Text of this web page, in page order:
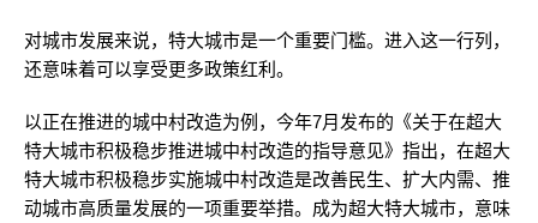
对城市发展来说，特大城市是一个重要门槛。进入这一行列，
还意味着可以享受更多政策红利。
以正在推进的城中村改造为例，今年7月发布的《关于在超大
特大城市积极稳步推进城中村改造的指导意见》指出，在超大
特大城市积极稳步实施城中村改造是改善民生、扩大内需、推
动城市高质量发展的一项重要举措。成为超大特大城市，意味